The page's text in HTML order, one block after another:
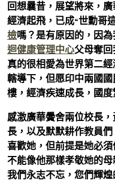
回想曩昔，展望將來，
經濟起飛，已成“世勳哥
檢嗎？是有原因的，因
迴健康管理中心父母奪
真的很相愛為世界第二
轄導下，但愿印中兩國
樓，經濟疾速成長，國度
感激廣華黌舍兩位校長，
長，以及默默耕作教員
喜歡她，但前提是她必須
不能像他那樣孝敬她的
我們永志不忘，您們輝煌